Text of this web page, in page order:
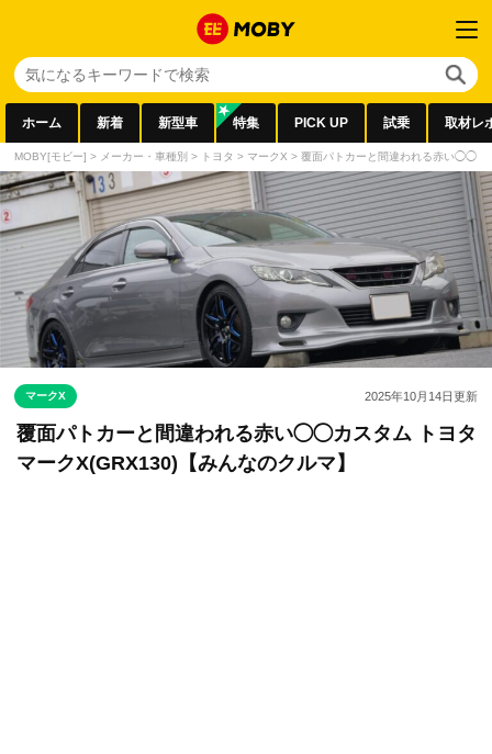
ホーム 新着 新型車 特集 PICK UP 試乗 取材レ
MOBY[モビー] > メーカー・車種別 > トヨタ > マークX > 覆面パトカーと間違われる赤い◯◯カ
マークX 2025年10月14日更新
覆面パトカーと間違われる赤い◯◯カスタム トヨタ
マークX(GRX130)【みんなのクルマ】